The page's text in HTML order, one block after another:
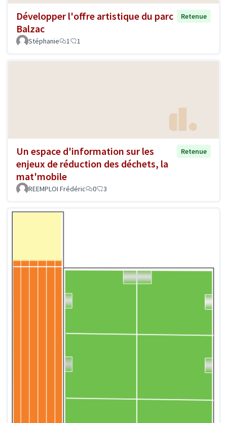
Développer l'offre artistique du parc
Balzac
Retenue
Stéphanie 1 1
Un espace d'information sur les
enjeux de réduction des déchets, la
mat'mobile
Retenue
REEMPLOI Frédéric 0 3